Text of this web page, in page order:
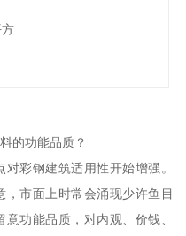
的功能品质？
彩钢建筑适用性开始增强。
市面上时常会涌现少许鱼目
功能品质，对内观、价钱、